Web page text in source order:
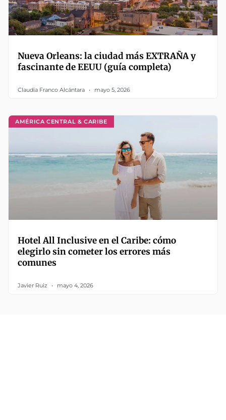
Nueva Orleans: la ciudad más EXTRAÑA y
fascinante de EEUU (guía completa)
Claudia Franco Alcántara mayo 5, 2026
AMÉRICA CENTRAL & CARIBE
Hotel All Inclusive en el Caribe: cómo
elegirlo sin cometer los errores más
comunes
Javier Ruiz mayo 4, 2026